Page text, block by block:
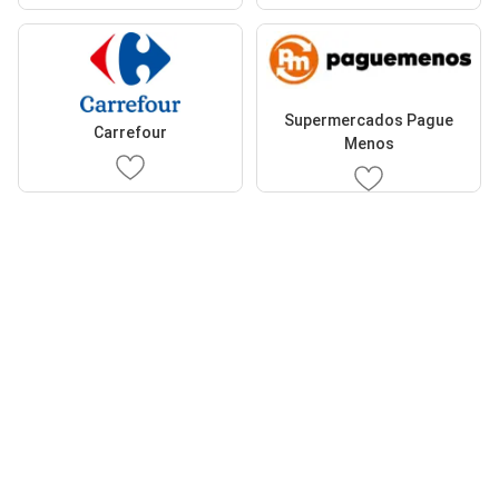
Carrefour
Supermercados Pague
Menos